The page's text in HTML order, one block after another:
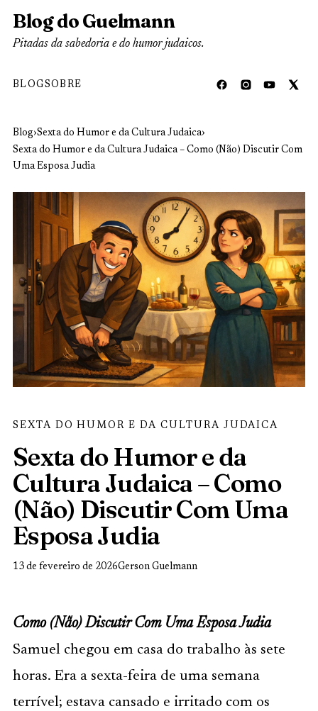
Blog do Guelmann
Pitadas da sabedoria e do humor judaicos.
BLOGSOBRE
Blog›Sexta do Humor e da Cultura Judaica›
Sexta do Humor e da Cultura Judaica – Como (Não) Discutir Com
Uma Esposa Judia
SEXTA DO HUMOR E DA CULTURA JUDAICA
Sexta do Humor e da
Cultura Judaica – Como
(Não) Discutir Com Uma
Esposa Judia
13 de fevereiro de 2026Gerson Guelmann
Como (Não) Discutir Com Uma Esposa Judia
Samuel chegou em casa do trabalho às sete
horas. Era a sexta-feira de uma semana
terrível; estava cansado e irritado com os